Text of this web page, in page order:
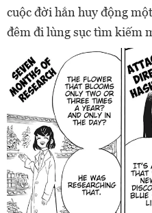
cuộc đời hắn huy động
đêm đi lùng sục tìm kiếm